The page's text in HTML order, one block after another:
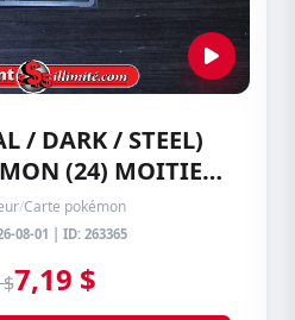
/ DARK / STEEL)
(24) MOITIEE
POKEMON
/Carte pokémon
08-01 | ID: 263365
7,19 $